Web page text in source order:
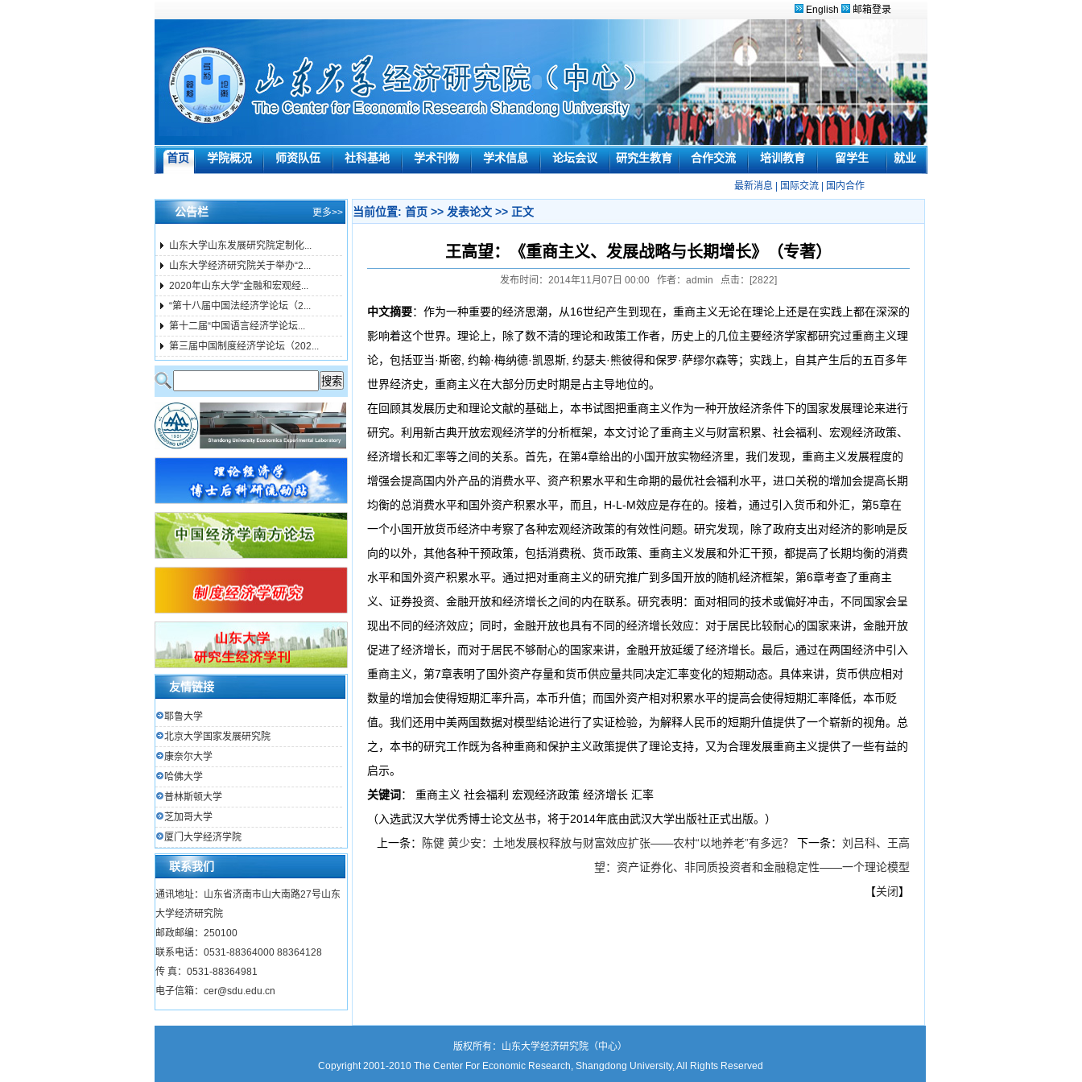
English 邮箱登录
首页 学院概况 师资队伍 社科基地 学术刊物 学术信息 论坛会议 研究生教育 合作交流 培训教育 留学生 就业
最新消息 国际交流 国内合作
公告栏 更多>>
山东大学山东发展研究院定制化...
山东大学经济研究院关于举办“2...
2020年山东大学“金融和宏观经...
“第十八届中国法经济学论坛（2...
第十二届“中国语言经济学论坛...
第三届中国制度经济学论坛（202...
友情链接
耶鲁大学
北京大学国家发展研究院
康奈尔大学
哈佛大学
普林斯顿大学
芝加哥大学
厦门大学经济学院
联系我们
通讯地址：山东省济南市山大南路27号山东
大学经济研究院
邮政邮编：250100
联系电话：0531-88364000 88364128
传 真：0531-88364981
电子信箱：cer@sdu.edu.cn
当前位置: 首页 >> 发表论文 >> 正文
王高望：《重商主义、发展战略与长期增长》（专著）
发布时间：2014年11月07日 00:00 作者：admin 点击：[2822]
中文摘要：作为一种重要的经济思潮，从16世纪产生到现在，重商主义无论在理论上还是在实践上都在深深的
影响着这个世界。理论上，除了数不清的理论和政策工作者，历史上的几位主要经济学家都研究过重商主义理
论，包括亚当·斯密, 约翰·梅纳德·凯恩斯, 约瑟夫·熊彼得和保罗·萨缪尔森等；实践上，自其产生后的五百多年
世界经济史，重商主义在大部分历史时期是占主导地位的。
在回顾其发展历史和理论文献的基础上，本书试图把重商主义作为一种开放经济条件下的国家发展理论来进行
研究。利用新古典开放宏观经济学的分析框架，本文讨论了重商主义与财富积累、社会福利、宏观经济政策、
经济增长和汇率等之间的关系。首先，在第4章给出的小国开放实物经济里，我们发现，重商主义发展程度的
增强会提高国内外产品的消费水平、资产积累水平和生命期的最优社会福利水平，进口关税的增加会提高长期
均衡的总消费水平和国外资产积累水平，而且，H-L-M效应是存在的。接着，通过引入货币和外汇，第5章在
一个小国开放货币经济中考察了各种宏观经济政策的有效性问题。研究发现，除了政府支出对经济的影响是反
向的以外，其他各种干预政策，包括消费税、货币政策、重商主义发展和外汇干预，都提高了长期均衡的消费
水平和国外资产积累水平。通过把对重商主义的研究推广到多国开放的随机经济框架，第6章考查了重商主
义、证券投资、金融开放和经济增长之间的内在联系。研究表明：面对相同的技术或偏好冲击，不同国家会呈
现出不同的经济效应；同时，金融开放也具有不同的经济增长效应：对于居民比较耐心的国家来讲，金融开放
促进了经济增长，而对于居民不够耐心的国家来讲，金融开放延缓了经济增长。最后，通过在两国经济中引入
重商主义，第7章表明了国外资产存量和货币供应量共同决定汇率变化的短期动态。具体来讲，货币供应相对
数量的增加会使得短期汇率升高，本币升值；而国外资产相对积累水平的提高会使得短期汇率降低，本币贬
值。我们还用中美两国数据对模型结论进行了实证检验，为解释人民币的短期升值提供了一个崭新的视角。总
之，本书的研究工作既为各种重商和保护主义政策提供了理论支持，又为合理发展重商主义提供了一些有益的
启示。
关键词 ： 重商主义 社会福利 宏观经济政策 经济增长 汇率
（入选武汉大学优秀博士论文丛书，将于2014年底由武汉大学出版社正式出版。）
上一条：
陈健 黄少安：土地发展权释放与财富效应扩张——农村“以地养老”有多远？ 下一条： 刘吕科、王高
望：资产证券化、非同质投资者和金融稳定性——一个理论模型
【关闭】
版权所有：山东大学经济研究院（中心）
Copyright 2001-2010 The Center For Economic Research, Shangdong University, All Rights Reserved